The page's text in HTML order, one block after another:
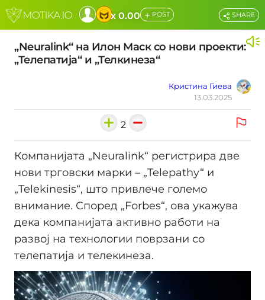
x 0.00 + POST
„Neuralink“ на Илон Маск со нови проекти:
„Телепатија“ и „Телкинеза“
Кристина Гиева
13.03.2025
SHARE
2
Компанијата „Neuralink“ регистрира две
нови трговски марки – „Telepathy“ и
„Telekinesis“, што привлече големо
внимание. Според „Forbes“, ова укажува
дека компанијата активно работи на
развој на технологии поврзани со
телепатија и телекинеза.